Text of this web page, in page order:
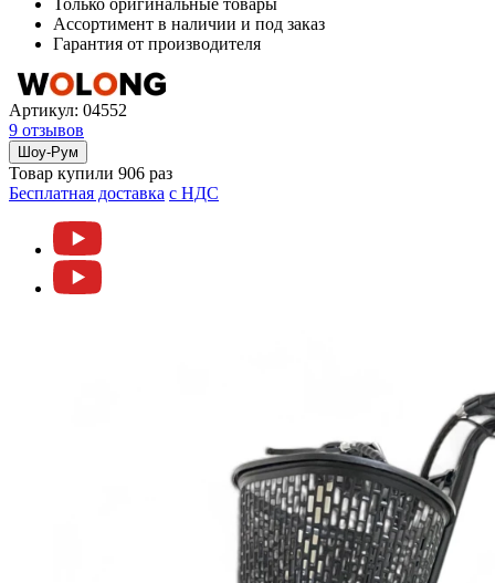
Ассортимент в наличии и под заказ
Гарантия от производителя
Артикул: 04552
9 отзывов
Шоу-Рум
Товар купили 906 раз
Бесплатная доставка c НДС